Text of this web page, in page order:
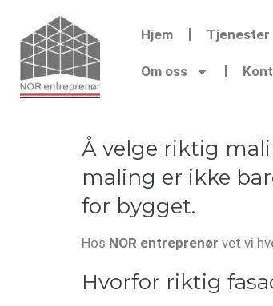
Hjem Tjenester
Om oss
Å velge riktig
maling er ikke
for bygget.
Hos NOR entreprenør vet vi
Hvorfor riktig